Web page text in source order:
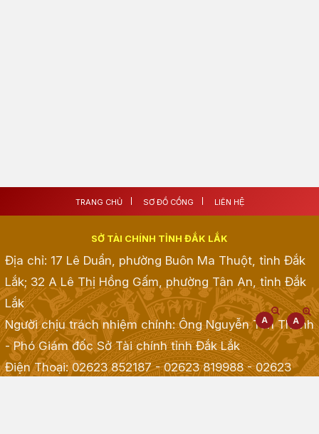
TRANG CHỦ SƠ ĐỒ CỔNG LIÊN HỆ
SỞ TÀI CHÍNH TỈNH ĐẮK LẮK
Địa chỉ: 17 Lê Duẩn, phường Buôn Ma Thuột, tỉnh Đắk
Lắk; 32 A Lê Thị Hồng Gấm, phường Tân An, tỉnh Đắk
Lắk
Người chịu trách nhiệm chính: Ông Nguyễn Tấn Thành
- Phó Giám đốc Sở Tài chính tỉnh Đắk Lắk
Điện Thoại: 02623 852187 - 02623 819988 - 02623